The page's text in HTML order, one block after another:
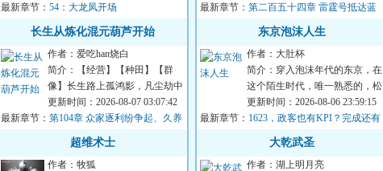
在了穿越回来...
最新章节： 54：大龙凤开场
长生从炼化混元葫芦开始
作者：爱吃han烧白
简介：【经营】【种田】【群
像】长生路上孤鸿影，凡尘劫中
万壑雷一介凡人重生混乱仙界，
危机并存、惶惶度...
更新时间：2026-08-07 03:07:42
最新章节： 第104章 众家逐利纷争起、久养
超维术士
作者：牧狐
星河中，是无尽...
最新章节： 第二百五十四章 雷霆号抵达蓝
东京泡沫人生
作者：大肚杯
简介：穿入泡沫年代的东京，在
这个陌生时代，唯一熟悉的，松
田圣子、中森明菜、工藤静
香.........
更新时间：2026-08-06 23:59:15
最新章节： 1623，政客也有KPI？完成还有
大乾武圣
作者：湖上明月亮